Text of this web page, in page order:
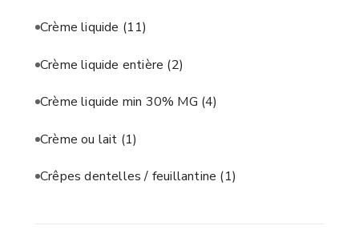
Crème liquide (11)
Crème liquide entière (2)
Crème liquide min 30% MG (4)
Crème ou lait (1)
Crêpes dentelles / feuillantine (1)